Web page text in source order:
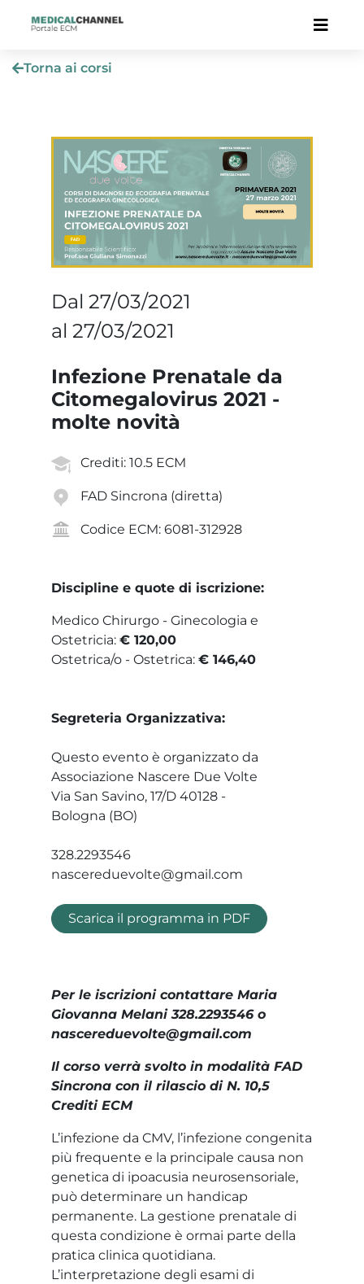
Torna ai corsi
Dal 27/03/2021
al 27/03/2021
Infezione Prenatale da
Citomegalovirus 2021 -
molte novità
Crediti: 10.5 ECM
FAD Sincrona (diretta)
Codice ECM: 6081-312928
Discipline e quote di iscrizione:
Medico Chirurgo - Ginecologia e
Ostetricia: € 120,00
Ostetrica/o - Ostetrica: € 146,40
Segreteria Organizzativa:
Questo evento è organizzato da
Associazione Nascere Due Volte
Via San Savino, 17/D 40128 -
Bologna (BO)
328.2293546
nascereduevolte@gmail.com
Scarica il programma in PDF
Per le iscrizioni contattare Maria
Giovanna Melani 328.2293546 o
nascereduevolte@gmail.com
Il corso verrà svolto in modalità FAD
Sincrona con il rilascio di N. 10,5
Crediti ECM
L’infezione da CMV, l’infezione congenita
più frequente e la principale causa non
genetica di ipoacusia neurosensoriale,
può determinare un handicap
permanente. La gestione prenatale di
questa condizione è ormai parte della
pratica clinica quotidiana.
L’interpretazione degli esami di